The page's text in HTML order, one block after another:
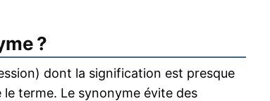
?
dont la signification est presque
terme. Le synonyme évite des